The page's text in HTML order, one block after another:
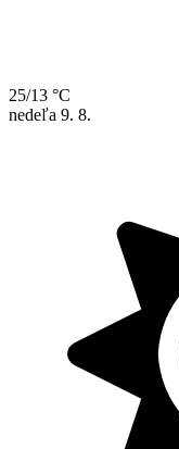
25/13 °C
nedeľa 9. 8.